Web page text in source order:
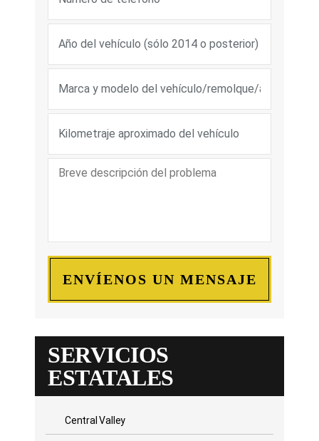
SERVICIOS
ESTATALES
Central Valley